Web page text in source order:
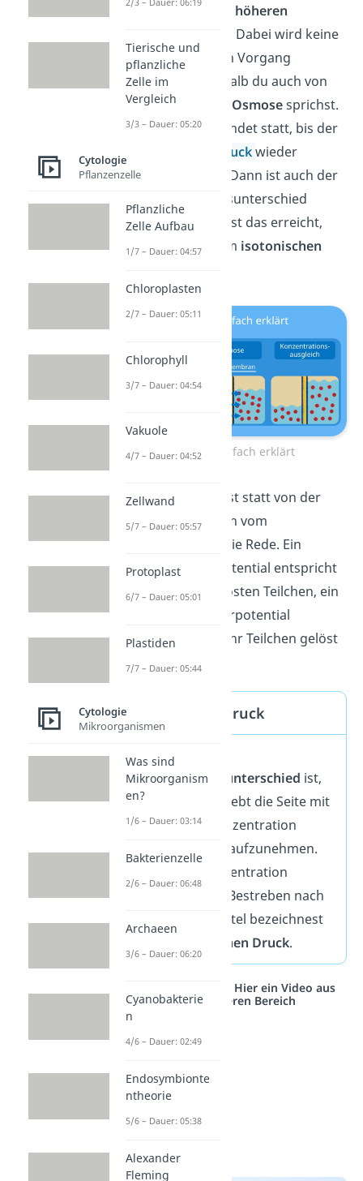
geringeren zur höheren
. Dabei wird keine
Energie für den Vorgang
benötigt, weshalb du auch von
einerpassiven Osmosesprichst.
Der Vorgang findet statt, bis der
osmotische Druckwieder
hergestellt ist. Dann ist auch der
Konzentrationsunterschied
ausgeglichen. Ist das erreicht,
sprichst du vom isotonischen
Osmose einfach erklärt
Übrigens:
Häufig ist statt von der
Konzentration auch vom
die Rede. Ein
höheres Wasserpotential entspricht
dabei weniger gelösten Teilchen, ein
niedrigeres Wasserpotential
bedeutet, dass mehr Teilchen gelöst
sind.
Osmotischer Druck
Je größer der
Konzentrationsunterschied ist,
umso stärker strebt die Seite mit
der höheren Konzentration
danach, Wasser aufzunehmen.
So wird die Konzentration
gesenkt. Dieses Bestreben nach
dem Lösungsmittel bezeichnest
osmotischen Druck.
Studyflix vernetzt: Hier ein Video aus
einem anderen Bereich
Tierische und
pflanzliche
Zelle im
Vergleich
3/3 – Dauer: 05:20
Cytologie
Pflanzenzelle
Pflanzliche
Zelle Aufbau
1/7 – Dauer: 04:57
Chloroplasten
2/7 – Dauer: 05:11
Chlorophyll
3/7 – Dauer: 04:54
Vakuole
4/7 – Dauer: 04:52
Zellwand
5/7 – Dauer: 05:57
Protoplast
6/7 – Dauer: 05:01
Plastiden
7/7 – Dauer: 05:44
Cytologie
Mikroorganismen
Was sind
Mikroorganism
en?
1/6 – Dauer: 03:14
Bakterienzelle
2/6 – Dauer: 06:48
Archaeen
3/6 – Dauer: 06:20
Cyanobakterie
n
4/6 – Dauer: 02:49
Endosymbionte
ntheorie
5/6 – Dauer: 05:38
Alexander
Fleming